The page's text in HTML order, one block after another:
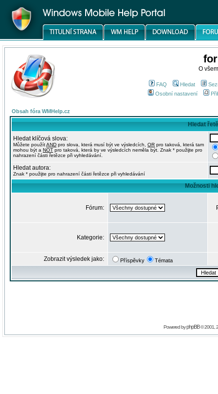
O
FAQ Hledat
Osobní nastavení
Obsah fóra WMHelp.cz
Hledat
Hledat klíčová slova:
Můžete použítAND pro slova, která musí být ve výsledcích, OR pro taková, která tam
mohou být a NOT pro taková, která by ve výsledcích neměla být. Znak * použijte pro
nahrazení části řetězce při vyhledávání.
Hledat autora:
Znak * použijte pro nahrazení části řetězce při vyhledávání
Možnosti
Fórum:
Kategorie:
Zobrazit výsledek jako: Příspěvky Témata
Powered byphpBB© 2001,